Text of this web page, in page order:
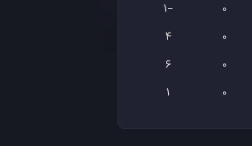
0
-1
0
4
0
6
0
1